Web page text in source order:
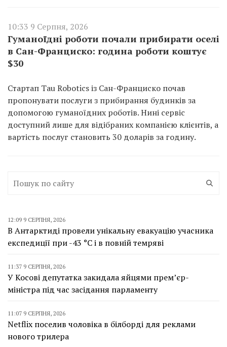
10:33 9 Серпня, 2026
Гуманоїдні роботи почали прибирати оселі
в Сан-Франциско: година роботи коштує
$30
Стартап Tau Robotics із Сан-Франциско почав
пропонувати послуги з прибирання будинків за
допомогою гуманоїдних роботів. Нині сервіс
доступний лише для відібраних компанією клієнтів, а
вартість послуг становить 30 доларів за годину.
12:09 9 СЕРПНЯ, 2026
В Антарктиді провели унікальну евакуацію учасника
експедиції при -43 °C і в повній темряві
11:37 9 СЕРПНЯ, 2026
У Косові депутатка закидала яйцями прем’єр-
міністра під час засідання парламенту
11:07 9 СЕРПНЯ, 2026
Netflix поселив чоловіка в білборді для реклами
нового трилера